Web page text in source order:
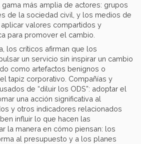
gama más amplia de actores: grupos
de la sociedad civil, y los medios de
valores compartidos y
para promover el cambio.
los críticos afirman que los
un servicio sin inspirar un cambio
como artefactos benignos o
tapiz corporativo. Compañías y
de “diluir los ODS”: adoptar el
una acción significativa al
y otros indicadores relacionados
influir lo que hacen las
la manera en cómo piensan: los
al presupuesto y a los planes